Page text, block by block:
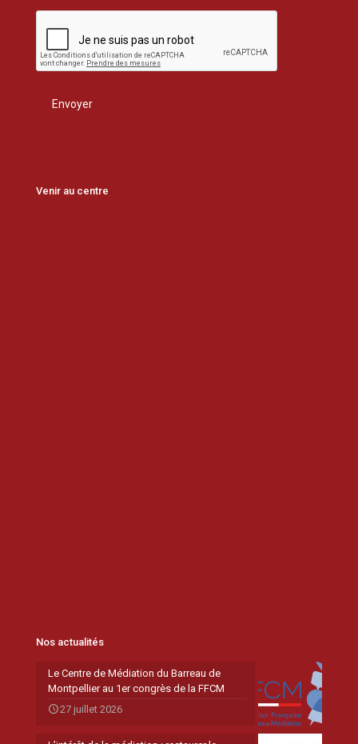
Venir au centre
Nos actualités
Le Centre de Médiation du Barreau de
Montpellier au 1er congrès de la FFCM
27 juillet 2026